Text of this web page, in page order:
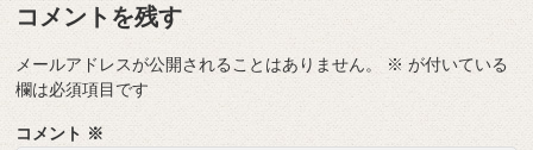
コメントを残す
メールアドレスが公開されることはありません。 ※ が付いている
欄は必須項目です
コメント ※